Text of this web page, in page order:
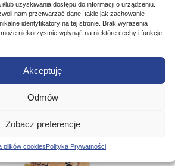
lub uzyskiwania dostępu do informacji o urządzeniu.
nam przetwarzać dane, takie jak zachowanie
identyfikatory na tej stronie. Brak wyrażenia
niekorzystnie wpłynąć na niektóre cechy i funkcje.
Akceptuję
Odmów
Zobacz preferencje
plików cookiesPolityka Prywatności
AGLIA FLUO MEPPS KOLOR:
Waga: NR 00 1,5 g NR 0 2,5 g NR 1
złAktualna
wynosi:
12,70 zł.
-23%